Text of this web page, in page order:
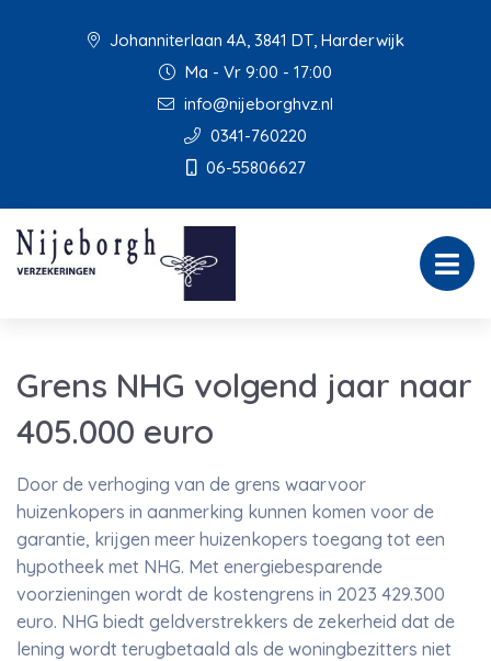
Johanniterlaan 4A, 3841 DT, Harderwijk
Ma - Vr 9:00 - 17:00
info@nijeborghvz.nl
0341-760220
06-55806627
Grens NHG volgend jaar naar
405.000 euro
Door de verhoging van de grens waarvoor
huizenkopers in aanmerking kunnen komen voor de
garantie, krijgen meer huizenkopers toegang tot een
hypotheek met NHG. Met energiebesparende
voorzieningen wordt de kostengrens in 2023 429.300
euro. NHG biedt geldverstrekkers de zekerheid dat de
lening wordt terugbetaald als de woningbezitters niet